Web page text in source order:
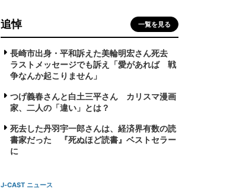
追悼 一覧を見る
長崎市出身・平和訴えた美輪明宏さん死去
ラストメッセージでも訴え「愛があれば 戦
争なんか起こりません」
つげ義春さんと白土三平さん カリスマ漫画
家、二人の「違い」とは？
死去した丹羽宇一郎さんは、経済界有数の読
書家だった 『死ぬほど読書』ベストセラー
に
J-CAST ニュース